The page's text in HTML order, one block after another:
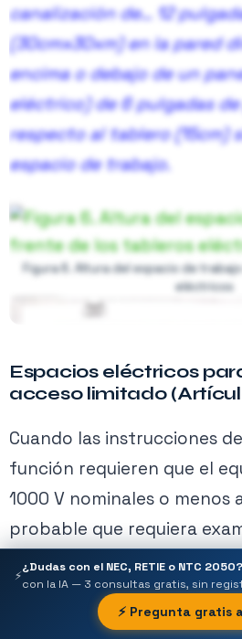
5.3 Espacios de trabajo
Figura 5. El espacio de
necesario que esté
eléctrico y puede
eléctrico.
canalización de… 12
(30cmx30xm) en la pared
encima o debajo de un
eléctrico) de 6 pulgadas
respecto al tablero (15cm)
espacio de trabajo.
Figura 6. Altura del espacio de
eléctricos
Figura 7. Colocación de tableros
respecto a otros
El requisito prohíbe
🔒
Activa tu membresía para
Ver planes →
Espacios eléctricos
acceso limitado
Cuando las instrucciones
función requieren que el
1000 V nominales o menos
probable que requiera
reparación o
energizado, esté ubicado
acceso limitado, se debe
⚡
¿Dudas con el NEC, RETIE o NTC 2050?
con la IA — 3 consultas gratis, sin
⚡ Pregunta gratis